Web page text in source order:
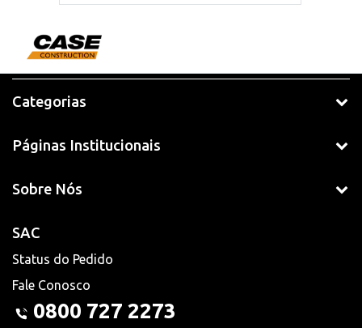
Categorias
Páginas Institucionais
Sobre Nós
SAC
Status do Pedido
Fale Conosco
0800 727 2273